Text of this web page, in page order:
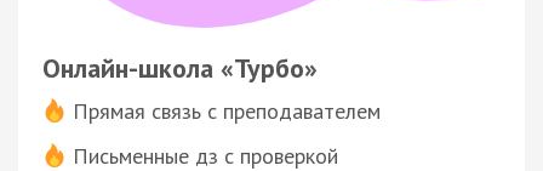
Онлайн-школа «Турбо»
Прямая связь с преподавателем
Письменные дз с проверкой